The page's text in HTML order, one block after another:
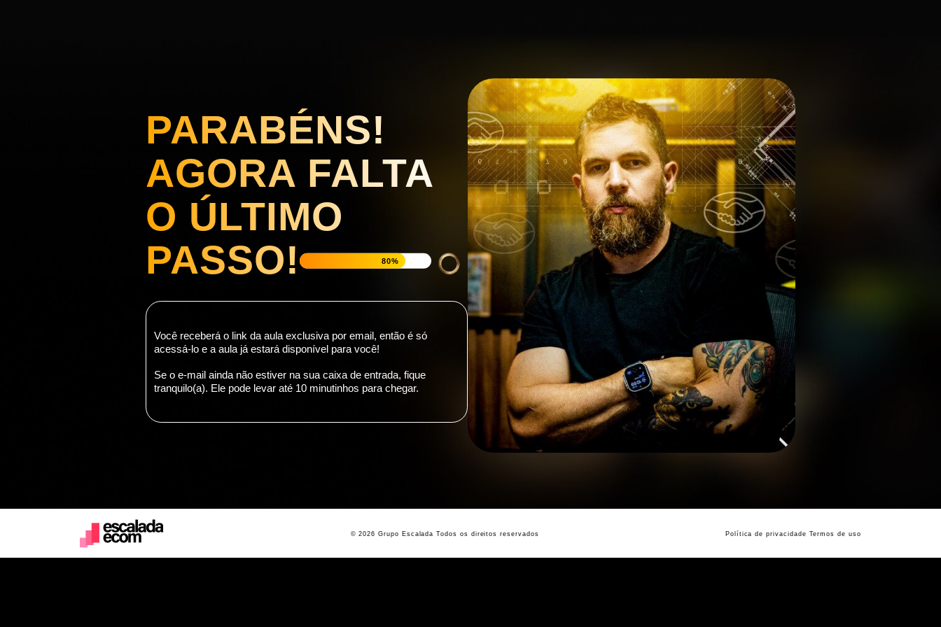
PARABÉNS!
AGORA FALTA
O ÚLTIMO
PASSO!
80%
Você receberá o link da aula exclusiva por email, então é só
acessá-lo e a aula já estará disponível para você!
Se o e-mail ainda não estiver na sua caixa de entrada, fique
tranquilo(a). Ele pode levar até 10 minutinhos para chegar.
© 2026 Grupo Escalada Todos os direitos reservados Política de privacidade Termos de uso